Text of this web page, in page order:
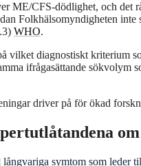
ME/CFS-dödlighet, och det
Folkhälsomyndigheten inte
WHO.
vilket diagnostiskt kriterium
ifrågasättande sökvolym
driver på för ökad
symtom som leder